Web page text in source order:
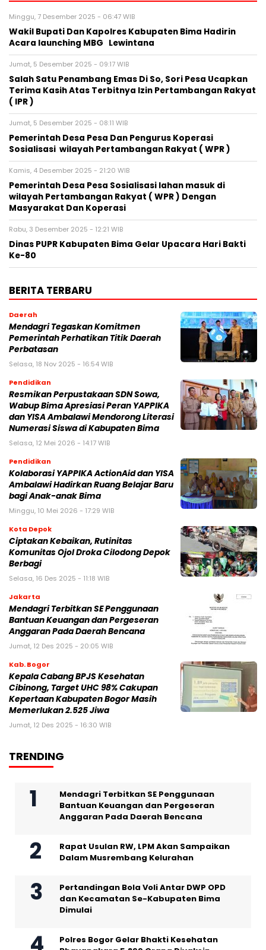
Minggu, 7 Desember 2025 - 06:47 WIB
Wakil Bupati Dan Kapolres Kabupaten Bima Hadirin
Acara launching MBG Lewintana
Jumat, 5 Desember 2025 - 09:17 WIB
Salah Satu Penambang Emas Di So, Sori Pesa Ucapkan
Terima Kasih Atas Terbitnya Izin Pertambangan Rakyat
( IPR )
Jumat, 5 Desember 2025 - 08:11 WIB
Pemerintah Desa Pesa Dan Pengurus Koperasi
Sosialisasi wilayah Pertambangan Rakyat ( WPR )
Kamis, 4 Desember 2025 - 21:20 WIB
Pemerintah Desa Pesa Sosialisasi lahan masuk di
wilayah Pertambangan Rakyat ( WPR ) Dengan
Masyarakat Dan Koperasi
Rabu, 3 Desember 2025 - 12:21 WIB
Dinas PUPR Kabupaten Bima Gelar Upacara Hari Bakti
Ke-80
BERITA TERBARU
Daerah
Mendagri Tegaskan Komitmen
Pemerintah Perhatikan Titik Daerah
Perbatasan
Selasa, 18 Nov 2025 - 16:54 WIB
Pendidikan
Resmikan Perpustakaan SDN Sowa,
Wabup Bima Apresiasi Peran YAPPIKA
dan YISA Ambalawi Mendorong Literasi
Numerasi Siswa di Kabupaten Bima
Selasa, 12 Mei 2026 - 14:17 WIB
Pendidikan
Kolaborasi YAPPIKA ActionAid dan YISA
Ambalawi Hadirkan Ruang Belajar Baru
bagi Anak-anak Bima
Minggu, 10 Mei 2026 - 17:29 WIB
Kota Depok
Ciptakan Kebaikan, Rutinitas
Komunitas Ojol Droka Cilodong Depok
Berbagi
Selasa, 16 Des 2025 - 11:18 WIB
Jakarta
Mendagri Terbitkan SE Penggunaan
Bantuan Keuangan dan Pergeseran
Anggaran Pada Daerah Bencana
Jumat, 12 Des 2025 - 20:05 WIB
Kab. Bogor
Kepala Cabang BPJS Kesehatan
Cibinong, Target UHC 98% Cakupan
Kepertaan Kabupaten Bogor Masih
Memerlukan 2.525 Jiwa
Jumat, 12 Des 2025 - 16:30 WIB
TRENDING
Mendagri Terbitkan SE Penggunaan
Bantuan Keuangan dan Pergeseran
Anggaran Pada Daerah Bencana
Rapat Usulan RW, LPM Akan Sampaikan
Dalam Musrembang Kelurahan
Pertandingan Bola Voli Antar DWP OPD
dan Kecamatan Se-Kabupaten Bima
Dimulai
Polres Bogor Gelar Bhakti Kesehatan